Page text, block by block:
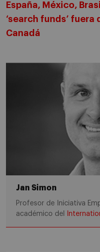
España, México,
‘search funds’ fuera
Canadá
Jan Simon
Profesor de Iniciativa
académico del